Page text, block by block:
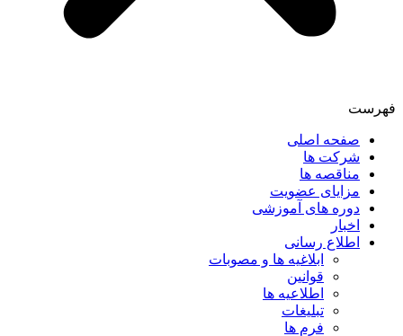
فهرست
صفحه اصلی
شرکت ها
مناقصه ها
مزایای عضویت
دوره های آموزشی
اخبار
اطلاع رسانی
ابلاغیه ها و مصوبات
قوانین
اطلاعیه ها
تبلیغات
فرم ها